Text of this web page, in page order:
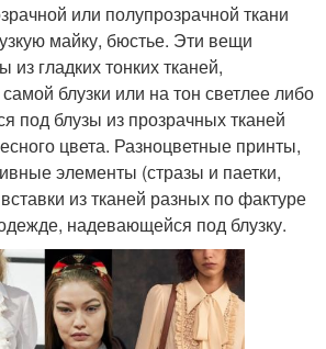
или полупрозрачной ткани
майку, бюстье. Эти вещи
гладких тонких тканей,
блузки или на тон светлее либо
под блузы из прозрачных тканей
цвета. Разноцветные принты,
элементы (стразы и паетки,
из тканей разных по фактуре
надевающейся под блузку.